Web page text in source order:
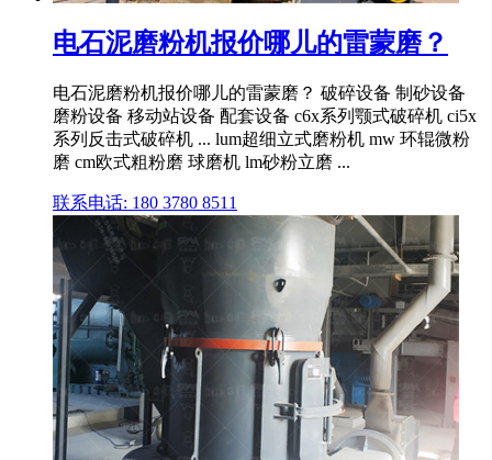
电石泥磨粉机报价哪儿的雷蒙磨？
电石泥磨粉机报价哪儿的雷蒙磨？ 破碎设备 制砂设备
磨粉设备 移动站设备 配套设备 c6x系列颚式破碎机 ci5x
系列反击式破碎机 ... lum超细立式磨粉机 mw 环辊微粉
磨 cm欧式粗粉磨 球磨机 lm砂粉立磨 ...
联系电话: 180 3780 8511